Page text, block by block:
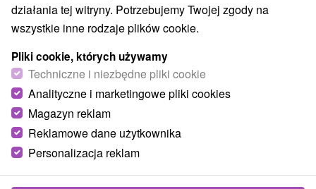
Zdjęcia od klientów+12
działania tej witryny. Potrzebujemy Twojej zgody na
wszystkie inne rodzaje plików cookie.
Pliki cookie, których używamy
Techniczne i niezbędne pliki cookie
Analityczne i marketingowe pliki cookies
Magazyn reklam
Reklamowe dane użytkownika
Personalizacja reklam